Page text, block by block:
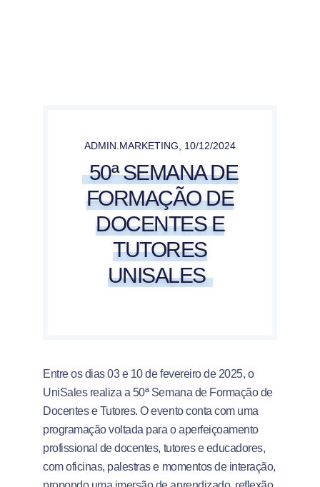
ADMIN.MARKETING, 10/12/2024
50ª SEMANA DE
FORMAÇÃO DE
DOCENTES E
TUTORES
UNISALES
Entre os dias 03 e 10 de fevereiro de 2025, o
UniSales realiza a 50ª Semana de Formação de
Docentes e Tutores. O evento conta com uma
programação voltada para o aperfeiçoamento
profissional de docentes, tutores e educadores,
com oficinas, palestras e momentos de interação,